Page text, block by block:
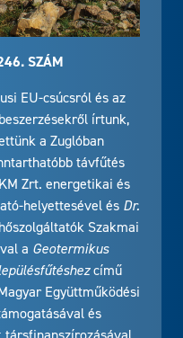
SZÁM
EU-csúcsról és az
írtunk,
a Zuglóban
távfűtés
Zrt. energetikai és
helyettesével és Dr.
Szakmai
a Geotermikus
című
Együttműködési
és